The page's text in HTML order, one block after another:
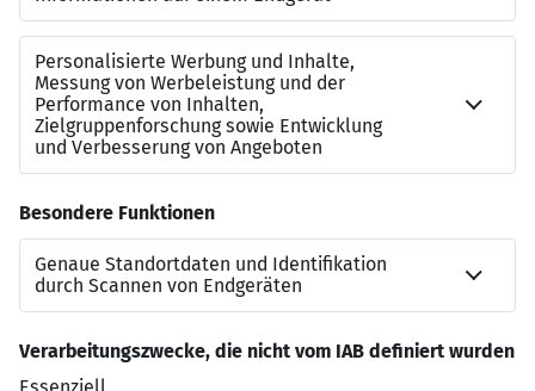
Kurzer Sales-Zyklus:
Vom Erstkontakt bis zum
Abschluss vergehen oftnur wenige Tage
eines vielfach erprobten und kontinuierlich
optimierten Vertriebsprozesses.
arbeiten, Verantwortung zu übernehmen und
gemeinsam mit uns zu wachsen, freuen wir uns auf
deine Bewerbung!